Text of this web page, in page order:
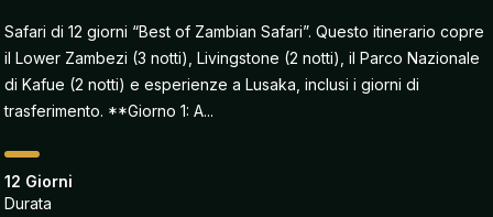
Safari di 12 giorni “Best of Zambian Safari”. Questo itinerario copre
il Lower Zambezi (3 notti), Livingstone (2 notti), il Parco Nazionale
di Kafue (2 notti) e esperienze a Lusaka, inclusi i giorni di
trasferimento. **Giorno 1: A...
12 Giorni
Durata